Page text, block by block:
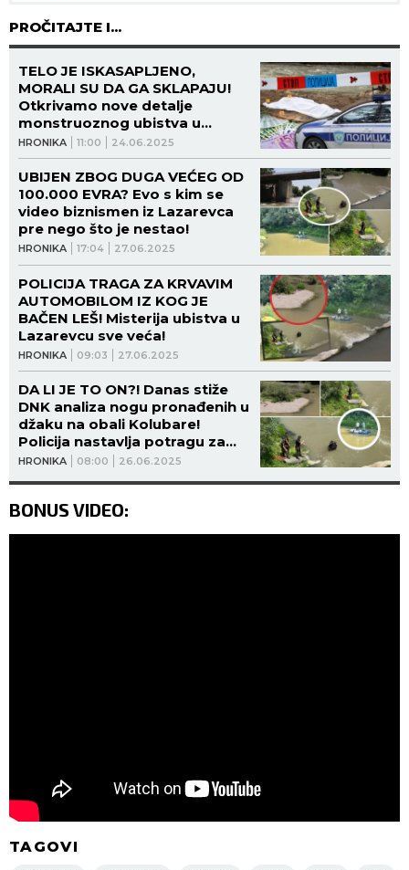
PROČITAJTE I...
HRONIKA 11:00 24.06.2025
TELO JE ISKASAPLJENO,
MORALI SU DA GA SKLAPAJU!
Otkrivamo nove detalje
monstruoznog ubistva u
Lazarevcu!
HRONIKA 17:04 27.06.2025
UBIJEN ZBOG DUGA VEĆEG OD
100.000 EVRA? Evo s kim se
video biznismen iz Lazarevca
pre nego što je nestao!
HRONIKA 09:03 27.06.2025
POLICIJA TRAGA ZA KRVAVIM
AUTOMOBILOM IZ KOG JE
BAČEN LEŠ! Misterija ubistva u
Lazarevcu sve veća!
HRONIKA 08:00 26.06.2025
DA LI JE TO ON?! Danas stiže
DNK analiza nogu pronađenih u
džaku na obali Kolubare!
Policija nastavlja potragu za
ostalim delovima tela!
BONUS VIDEO:
TAGOVI